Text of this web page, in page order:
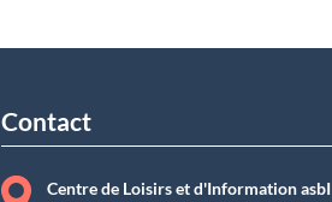
Contact
Centre de Loisirs et d'Information asbI